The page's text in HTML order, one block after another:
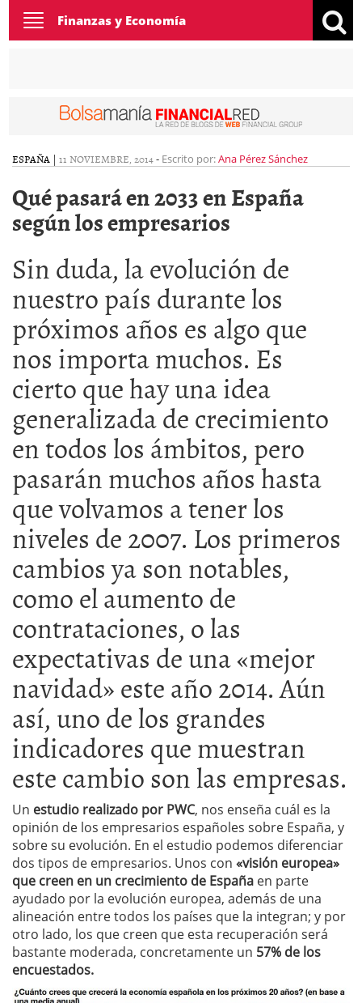
Toggle
navigation
Finanzas y Economía
ESPAÑA | 11 NOVIEMBRE, 2014- Escrito por:Ana Pérez Sánchez
Qué pasará en 2033 en España
según los empresarios
Sin duda, la evolución de
nuestro país durante los
próximos años es algo que
nos importa muchos. Es
cierto que hay una idea
generalizada de crecimiento
en todos los ámbitos, pero
pasarán muchos años hasta
que volvamos a tener los
niveles de 2007. Los primeros
cambios ya son notables,
como el aumento de
contrataciones, o las
expectativas de una «mejor
navidad» este año 2014. Aún
así, uno de los grandes
indicadores que muestran
este cambio son las empresas.
Un estudio realizado por PWC, nos enseña cuál es la
opinión de los empresarios españoles sobre España, y
sobre su evolución. En el estudio podemos diferenciar
dos tipos de empresarios. Unos con «visión europea»
que creen en un crecimiento de España en parte
ayudado por la evolución europea, además de una
alineación entre todos los países que la integran; y por
otro lado, los que creen que esta recuperación será
bastante moderada, concretamente un 57% de los
encuestados.